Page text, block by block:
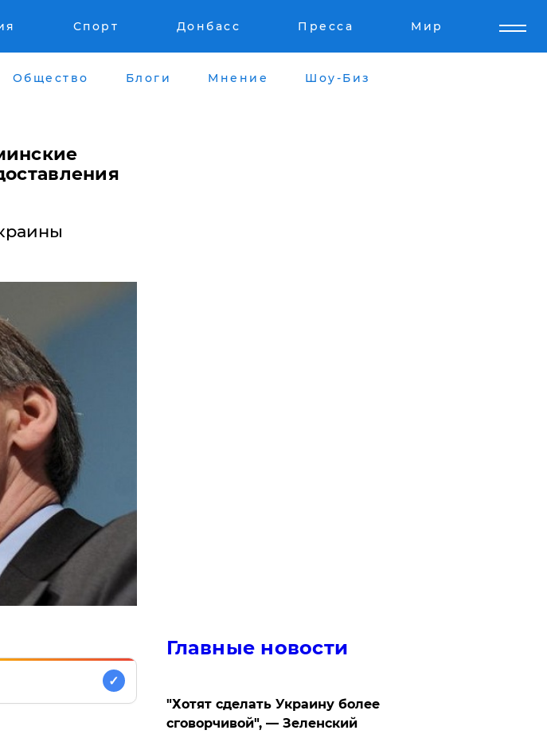
Спорт Донбасс Пресса Мир
Общество Блоги Мнение Шоу-Биз
✓
Главные новости
​"Хотят сделать Украину более
сговорчивой", — Зеленский